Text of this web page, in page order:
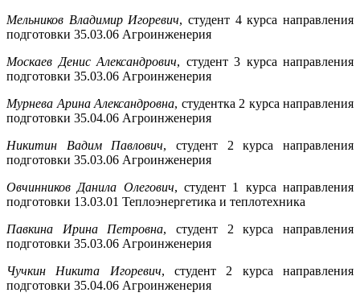
Мельников Владимир Игоревич, студент 4 курса направления
подготовки 35.03.06 Агроинженерия
Москаев Денис Александрович, студент 3 курса направления
подготовки 35.03.06 Агроинженерия
Мурнева Арина Александровна, студентка 2 курса направления
подготовки 35.04.06 Агроинженерия
Никитин Вадим Павлович, студент 2 курса направления
подготовки 35.03.06 Агроинженерия
Овчинников Данила Олегович, студент 1 курса направления
подготовки 13.03.01 Теплоэнергетика и теплотехника
Павкина Ирина Петровна, студент 2 курса направления
подготовки 35.03.06 Агроинженерия
Чучкин Никита Игоревич, студент 2 курса направления
подготовки 35.04.06 Агроинженерия